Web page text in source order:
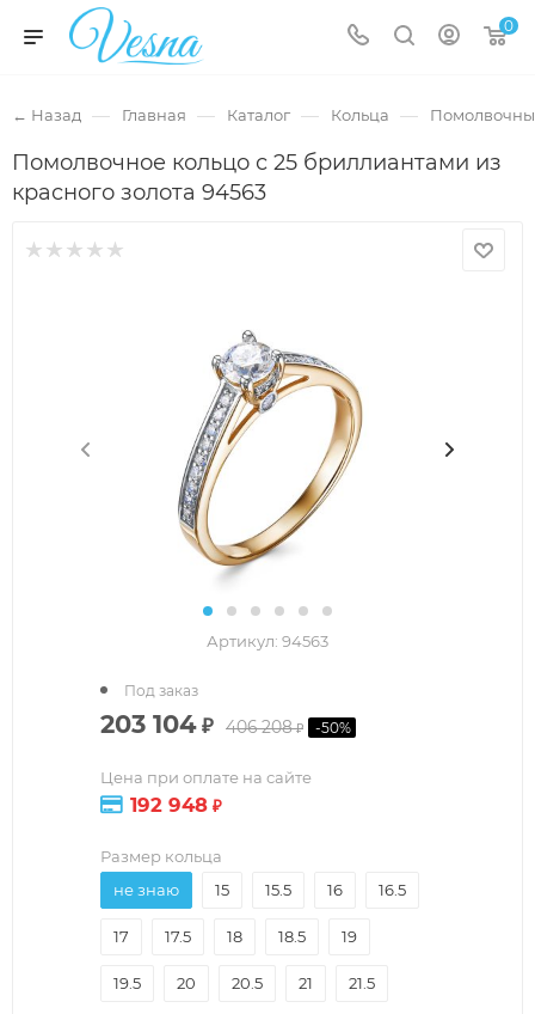
0
← Назад — Главная — Каталог — Кольца —
Помолвочное кольцо с 25 бриллиантами из
красного золота 94563
Артикул: 94563
203 104₽ 406 208₽ -50%
Цена при оплате на сайте
192 948 ₽
Под заказ
Размер кольца
не знаю
15 15.5 16 16.5
17 17.5 18 18.5 19
19.5 20 20.5 21 21.5